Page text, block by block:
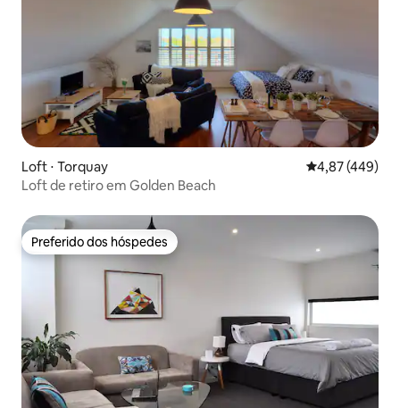
Loft ⋅ Torquay 4,87 de uma
4,87 (449)
Loft de retiro em Golden Beach
Preferido dos hóspedes
Preferido dos hóspedes